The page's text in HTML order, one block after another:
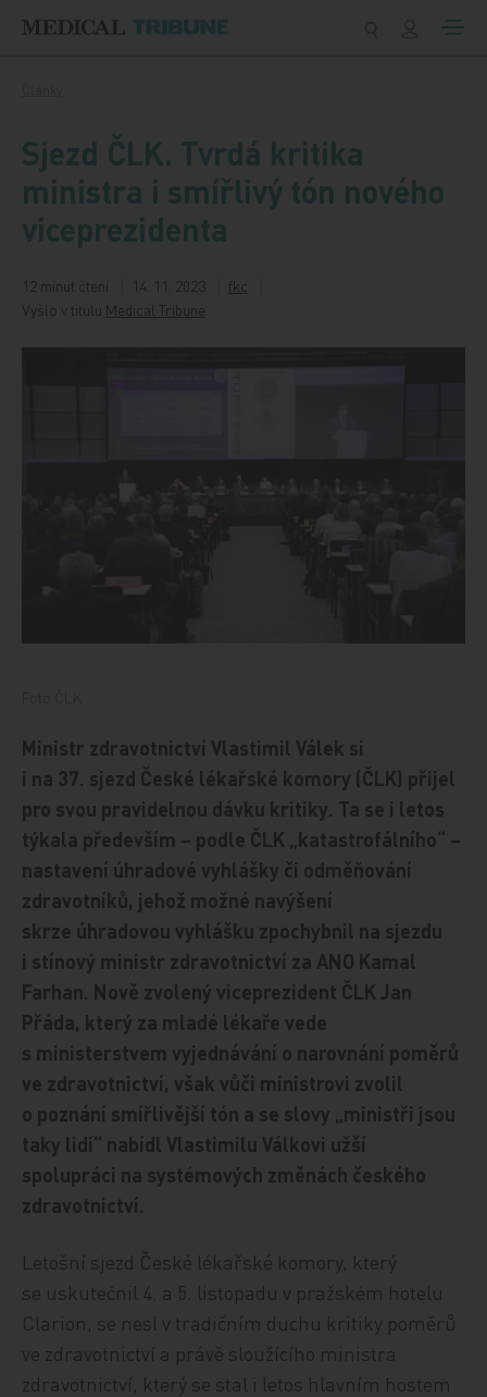
Sjezd ČLK. Tvrdá kritika
ministra i smířlivý tón nového
viceprezidenta
12 minut čtení 14. 11. 2023
fkc
Vyšlo v titulu Medical Tribune
Ministr zdravotnictví Vlastimil Válek si
i na 37. sjezd České lékařské komory (ČLK) přijel
pro svou pravidelnou dávku kritiky. Ta se i letos
týkala především – podle ČLK „katastrofálního“ –
nastavení úhradové vyhlášky či odměňování
zdravotníků, jehož možné navýšení
skrze úhradovou vyhlášku zpochybnil na sjezdu
i stínový ministr zdravotnictví za ANO Kamal
Farhan. Nově zvolený viceprezident ČLK Jan
Přáda, který za mladé lékaře vede
s ministerstvem vyjednávání o narovnání poměrů
ve zdravotnictví, však vůči ministrovi zvolil
o poznání smířlivější tón a se slovy „ministři jsou
taky lidi“ nabídl Vlastimilu Válkovi užší
spolupráci na systémových změnách českého
zdravotnictví.
Letošní sjezd České lékařské komory, který
se uskutečnil 4. a 5. listopadu v pražském hotelu
Clarion, se nesl v tradičním duchu kritiky poměrů
ve zdravotnictví a právě sloužícího ministra
zdravotnictví, který se stal i letos hlavním hostem